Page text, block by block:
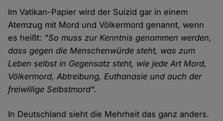
Im Vatikan-Papier wird der Suizid gar in einem
Atemzug mit Mord und Völkermord genannt, wenn
es heißt: "So muss zur Kenntnis genommen werden,
dass gegen die Menschenwürde steht, was zum
Leben selbst in Gegensatz steht, wie jede Art Mord,
Völkermord, Abtreibung, Euthanasie und auch der
freiwillige Selbstmord".
In Deutschland sieht die Mehrheit das ganz anders.